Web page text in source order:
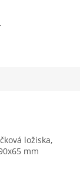
ložiska,
mm